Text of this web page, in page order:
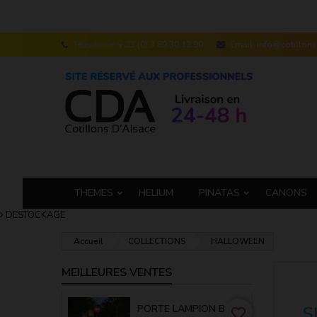
Téléphone: + 33 (0) 3 89 30 12 90 Email:
THEMES HELIUM PINATAS CANONS
DESTOCKAGE
Accueil COLLECTIONS HALLOWEEN
MEILLEURES VENTES
PORTE LAMPION BAMBOU 50 CM
favorite_border